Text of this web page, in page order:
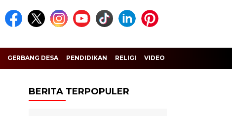
GERBANG DESA PENDIDIKAN RELIGI VIDEO
BERITA TERPOPULER